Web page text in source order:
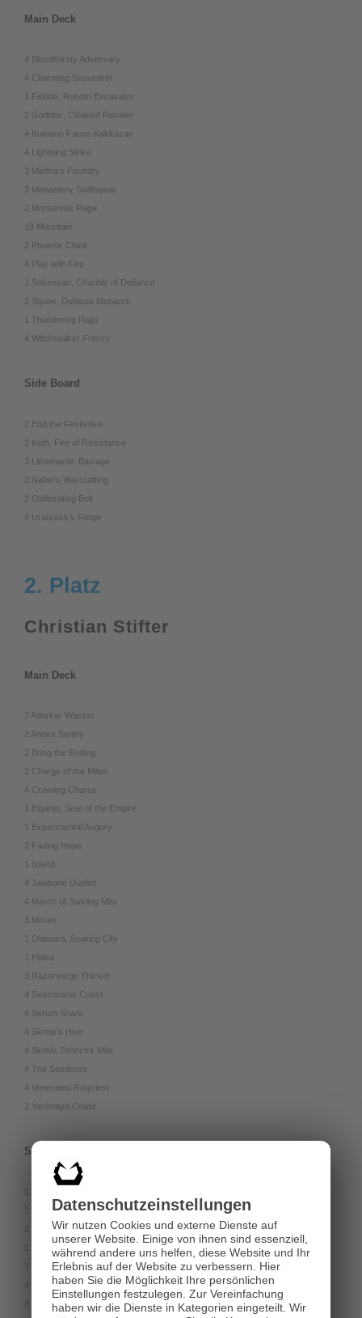
Datenschutz­einstellungen
Wir nutzen Cookies und externe Dienste auf
unserer Website. Einige von ihnen sind essenziell,
während andere uns helfen, diese Website und Ihr
Erlebnis auf der Website zu verbessern. Hier
haben Sie die Möglichkeit Ihre persönlichen
Einstellungen festzulegen. Zur Vereinfachung
haben wir die Dienste in Kategorien eingeteilt. Wir
Main Deck
4 Bloodthirsty Adversary
4 Charming Scoundrel
1 Feldon, Ronom Excavator
2 Goddric, Cloaked Reveler
4 Kumano Faces Kakkazan
4 Lightning Strike
3 Mishra’s Foundry
3 Monastery Swiftspear
2 Monstrous Rage
19 Mountain
2 Phoenix Chick
4 Play with Fire
1 Sokenzan, Crucible of Defiance
2 Squee, Dubious Monarch
1 Thundering Raiju
4 Witchstalker Frenzy
Side Board
2 End the Festivities
2 Koth, Fire of Resistance
3 Lithomantic Barrage
2 Nahiri’s Warcrafting
2 Obliterating Bolt
4 Urabrask’s Forge
2. Platz
Christian Stifter
Main Deck
2 Adarkar Wastes
2 Annex Sentry
2 Bring the Ending
2 Charge of the Mites
4 Crawling Chorus
1 Eiganjo, Seat of the Empire
1 Experimental Augury
3 Fading Hope
1 Island
4 Jawbone Duelist
4 March of Swirling Mist
3 Mirrex
1 Otawara, Soaring City
1 Plains
3 Razorverge Thicket
4 Seachrome Coast
4 Serum Snare
4 Skrelv’s Hive
4 Skrelv, Defector Mite
4 The Seedcore
4 Venerated Rotpriest
2 Yavimaya Coast
Sideboard
2 Bring the Ending
2 Destroy Evil
1 Disdainful Stroke
1 Expel the Interlopers
4 Knockout Blow
3 Spell Pierce